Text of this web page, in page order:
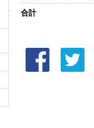
合計